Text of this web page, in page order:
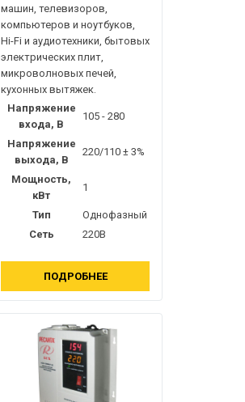
машин, телевизоров,
компьютеров и ноутбуков,
Hi-Fi и аудиотехники, бытовых
электрических плит,
микроволновых печей,
кухонных вытяжек.
Напряжение
входа, В
105 - 280
Напряжение
выхода, В
220/110 ± 3%
Мощность,
кВт
1
Тип
Однофазный
Сеть
220В
ПОДРОБНЕЕ